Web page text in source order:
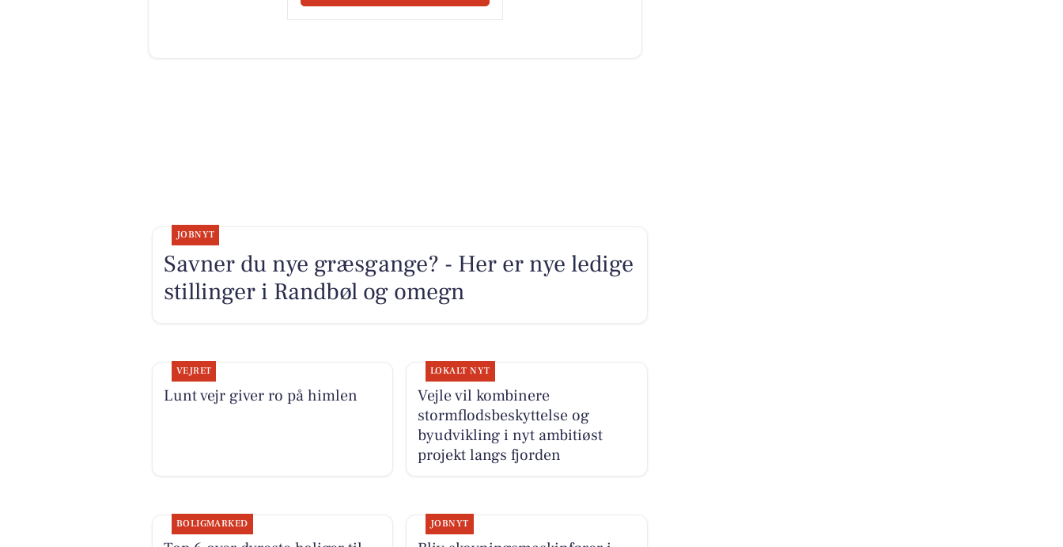
JOBNYT
Savner du nye græsgange? - Her er nye ledige
stillinger i Randbøl og omegn
VEJRET
Lunt vejr giver ro på himlen
LOKALT NYT
Vejle vil kombinere
stormflodsbeskyttelse og
byudvikling i nyt ambitiøst
projekt langs fjorden
BOLIGMARKED JOBNYT